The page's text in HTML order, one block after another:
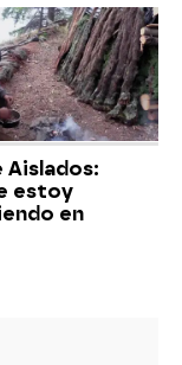
Aislados:
estoy
en